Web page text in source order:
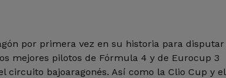
por primera vez en su historia para disputar
mejores pilotos de Fórmula 4 y de Eurocup 3
circuito bajoaragonés. Así como la Clio Cup y el